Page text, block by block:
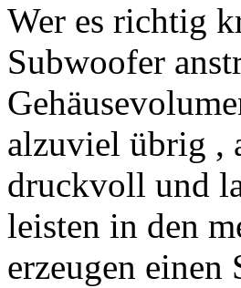
Wer es richtig
Subwoofer
alzuviel übrig ,
druckvoll und
leisten in den
erzeugen